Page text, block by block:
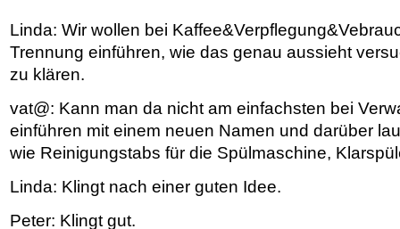
Linda: Wir wollen bei
Trennung einführen, wie das genau aussieht
zu klären.
vat@: Kann man da nicht am einfachsten bei
einführen mit einem neuen Namen und darüber
wie Reinigungstabs für die Spülmaschine,
Linda: Klingt nach einer guten Idee.
Peter: Klingt gut.